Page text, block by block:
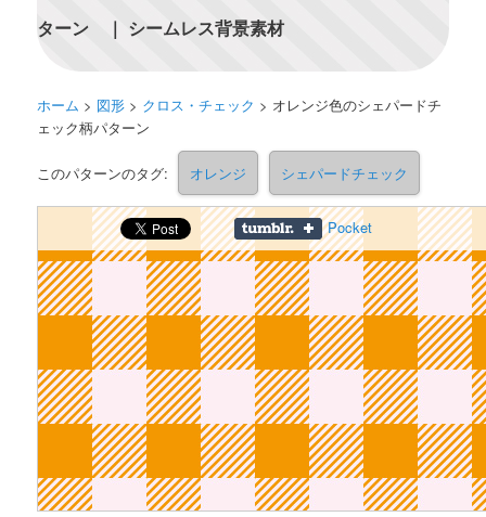
ターン ｜ シームレス背景素材
ホーム > 図形 > クロス・チェック > オレンジ色のシェパードチ
ェック柄パターン
このパターンのタグ: オレンジ シェパードチェック
Pocket